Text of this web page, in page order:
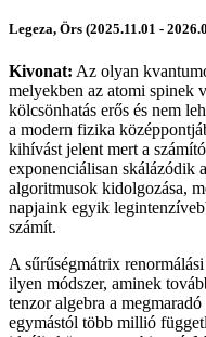
Legeza, Örs (2025.11.01 -
Kivonat: Az olyan
melyekben az atomi spinek
kölcsönhatás erős és nem
a modern fizika
kihívást jelent mert a
exponenciálisan skálázódik
algoritmusok kidolgozása,
napjaink egyik
számít.
A sűrűségmátrix
ilyen módszer, aminek
tenzor algebra a
egymástól több millió